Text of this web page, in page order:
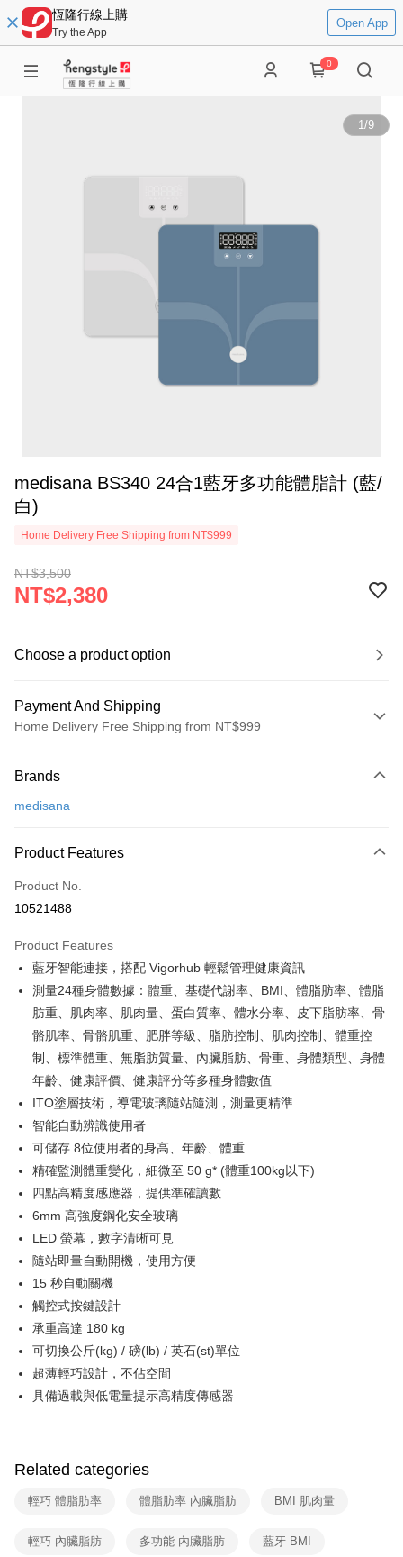
恆隆行線上購
Try the App
Open App
0
1/9
medisana BS340 24合1藍牙多功能體脂計 (藍/
白)
Home Delivery Free Shipping from NT$999
NT$3,500
NT$2,380
Choose a product option
Payment And Shipping
Home Delivery Free Shipping from NT$999
Credit Card (Full Payment)
0% for 3 months
Hua Nan Commercial Bank
The Shanghai Commercial &
Cathay United Bank
Bank
Taiwan Business Bank
Taichung Commercial Bank
HSBC Bank (Taiwan) Limited
Hwatai Bank
Yuanta Commercial Bank
Bank SinoPac
E.SUN Commercial Bank
DBS Bank
Taishin International Bank
CTBC Bank
Taiwan Rakuten Card, Inc.
The Shanghai Commercial &
Cathay United Bank
Mega International Commercial
Bank
Taiwan Business Bank
Taichung Commercial Bank
HSBC Bank (Taiwan) Limited
Hwatai Bank
Union Bank of Taiwan
Far Eastern International Bank
E.SUN Commercial Bank
DBS Bank
Taishin International Bank
CTBC Bank
Taiwan Rakuten Card, Inc.
即享券
LINE Pay
Apple Pay
JKOPAY
Google Pay
ATM Transfer
Shipping Method
宅配
NT$100/order | Free shipping on orders of NT$999 or more
付款後門市自取
Free shipping
Brands
medisana
Product Features
Product No.
10521488
Product Features
藍牙智能連接，搭配 Vigorhub 輕鬆管理健康資訊
測量24種身體數據：體重、基礎代謝率、BMI、體脂肪率、體脂
肪重、肌肉率、肌肉量、蛋白質率、體水分率、皮下脂肪率、骨
骼肌率、骨骼肌重、肥胖等級、脂肪控制、肌肉控制、體重控
制、標準體重、無脂肪質量、內臟脂肪、骨重、身體類型、身體
年齡、健康評價、健康評分等多種身體數值
ITO塗層技術，導電玻璃隨站隨測，測量更精準
智能自動辨識使用者
可儲存 8位使用者的身高、年齡、體重
精確監測體重變化，細微至 50 g* (體重100kg以下)
四點高精度感應器，提供準確讀數
6mm 高強度鋼化安全玻璃
LED 螢幕，數字清晰可見
隨站即量自動開機，使用方便
15 秒自動關機
觸控式按鍵設計
承重高達 180 kg
可切換公斤(kg) / 磅(lb) / 英石(st)單位
超薄輕巧設計，不佔空間
具備過載與低電量提示高精度傳感器
Related categories
輕巧 體脂肪率 體脂肪率 內臟脂肪 BMI 肌肉量
輕巧 內臟脂肪 多功能 內臟脂肪 藍牙 BMI